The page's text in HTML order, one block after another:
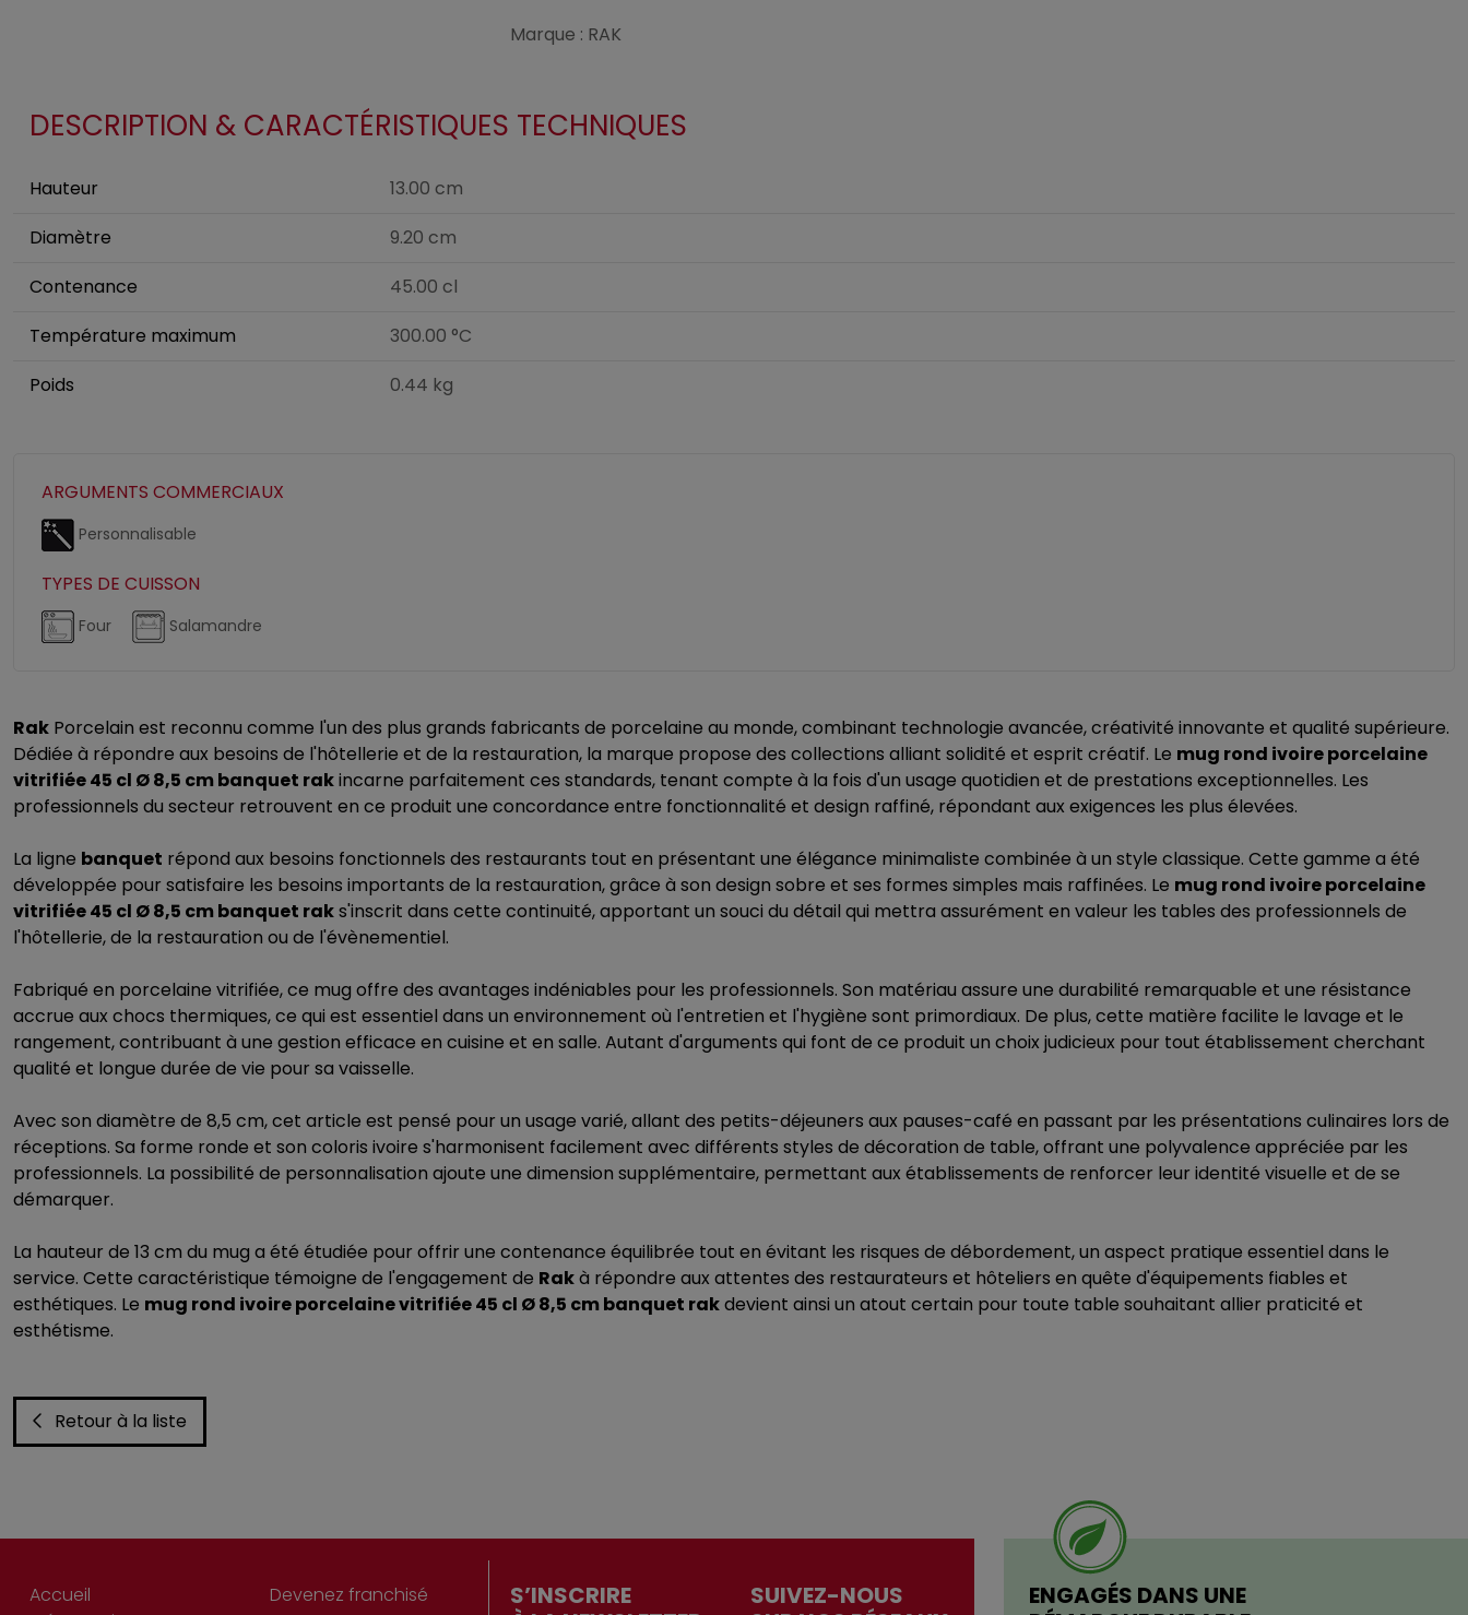
Marque : RAK
DESCRIPTION & CARACTÉRISTIQUES TECHNIQUES
Hauteur
13.00 cm
Diamètre
9.20 cm
Contenance
45.00 cl
Température maximum
300.00 °C
Poids
0.44 kg
ARGUMENTS COMMERCIAUX
Personnalisable
TYPES DE CUISSON
Four Salamandre
Rak Porcelain est reconnu comme l'un des plus grands fabricants de porcelaine au monde, combinant technologie avancée, créativité innovante et qualité supérieure.
Dédiée à répondre aux besoins de l'hôtellerie et de la restauration, la marque propose des collections alliant solidité et esprit créatif. Le mug rond ivoire porcelaine
vitrifiée 45 cl Ø 8,5 cm banquet rakincarne parfaitement ces standards, tenant compte à la fois d'un usage quotidien et de prestations exceptionnelles. Les
professionnels du secteur retrouvent en ce produit une concordance entre fonctionnalité et design raffiné, répondant aux exigences les plus élevées.
La ligne banquet répond aux besoins fonctionnels des restaurants tout en présentant une élégance minimaliste combinée à un style classique. Cette gamme a été
développée pour satisfaire les besoins importants de la restauration, grâce à son design sobre et ses formes simples mais raffinées. Le mug rond ivoire porcelaine
vitrifiée 45 cl Ø 8,5 cm banquet raks'inscrit dans cette continuité, apportant un souci du détail qui mettra assurément en valeur les tables des professionnels de
l'hôtellerie, de la restauration ou de l'évènementiel.
Fabriqué en porcelaine vitrifiée, ce mug offre des avantages indéniables pour les professionnels. Son matériau assure une durabilité remarquable et une résistance
accrue aux chocs thermiques, ce qui est essentiel dans un environnement où l'entretien et l'hygiène sont primordiaux. De plus, cette matière facilite le lavage et le
rangement, contribuant à une gestion efficace en cuisine et en salle. Autant d'arguments qui font de ce produit un choix judicieux pour tout établissement cherchant
qualité et longue durée de vie pour sa vaisselle.
Avec son diamètre de 8,5 cm, cet article est pensé pour un usage varié, allant des petits-déjeuners aux pauses-café en passant par les présentations culinaires lors de
réceptions. Sa forme ronde et son coloris ivoire s'harmonisent facilement avec différents styles de décoration de table, offrant une polyvalence appréciée par les
professionnels. La possibilité de personnalisation ajoute une dimension supplémentaire, permettant aux établissements de renforcer leur identité visuelle et de se
démarquer.
La hauteur de 13 cm du mug a été étudiée pour offrir une contenance équilibrée tout en évitant les risques de débordement, un aspect pratique essentiel dans le
service. Cette caractéristique témoigne de l'engagement de Rakà répondre aux attentes des restaurateurs et hôteliers en quête d'équipements fiables et
esthétiques. Le mug rond ivoire porcelaine vitrifiée 45 cl Ø 8,5 cm banquet rakdevient ainsi un atout certain pour toute table souhaitant allier praticité et
esthétisme.
Retour à la liste
ENGAGÉS DANS UNE
Accueil
Devenez franchisé
S’INSCRIRE
SUIVEZ-NOUS